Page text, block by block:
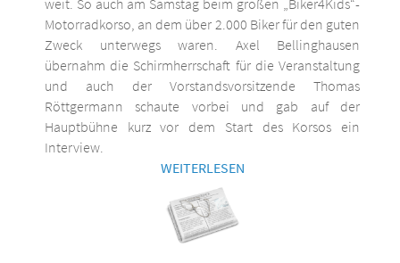
Motorradkorso, an dem über 2.000 Biker für den guten
Zweck unterwegs waren. Axel Bellinghausen
übernahm die Schirmherrschaft für die Veranstaltung
und auch der Vorstandsvorsitzende Thomas
Röttgermann schaute vorbei und gab auf der
Hauptbühne kurz vor dem Start des Korsos ein
Interview.
WEITERLESEN